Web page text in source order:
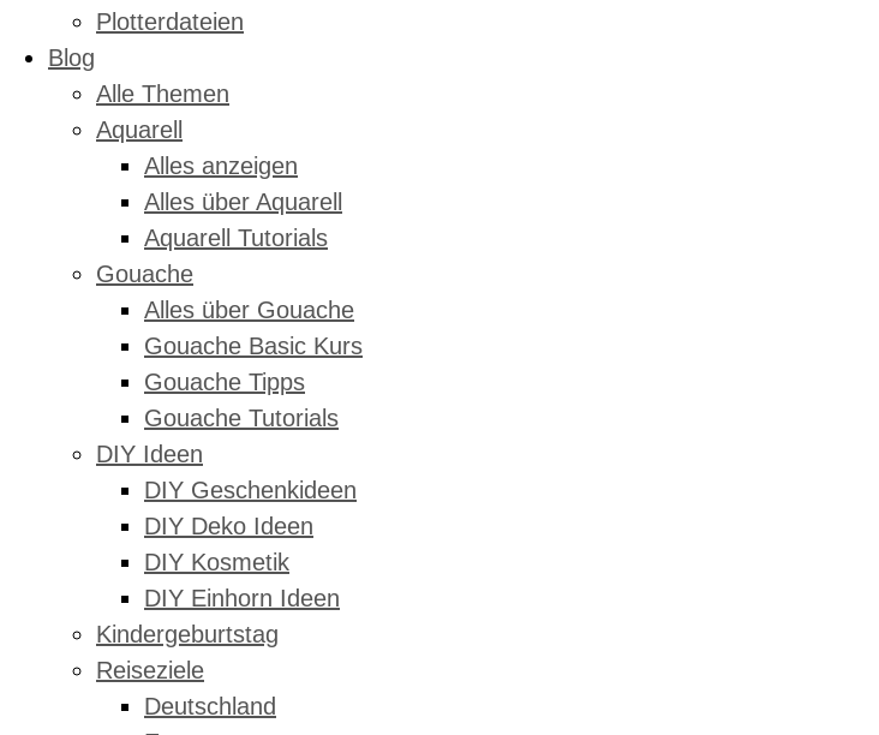
Plotterdateien
Blog
Alle Themen
Aquarell
Alles anzeigen
Alles über Aquarell
Aquarell Tutorials
Gouache
Alles über Gouache
Gouache Basic Kurs
Gouache Tipps
Gouache Tutorials
DIY Ideen
DIY Geschenkideen
DIY Deko Ideen
DIY Kosmetik
DIY Einhorn Ideen
Kindergeburtstag
Reiseziele
Deutschland